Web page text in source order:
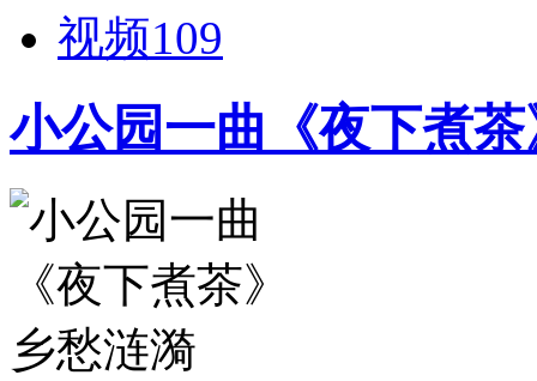
视频109
小公园一曲《夜下煮